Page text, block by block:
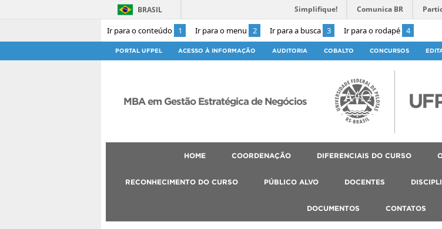
Ir para o conteúdo 1 Ir para o menu 2 Ir para a busca 3 Ir para o rodapé 4
BRASIL Simplifique! Comunica BR
PORTAL UFPEL ACESSO À INFORMAÇÃO AUDITORIA COBALTO CONCURSOS
MBA em Gestão Estratégica de Negócios
HOME COORDENAÇÃO DIFERENCIAIS DO CURSO
RECONHECIMENTO DO CURSO PÚBLICO ALVO DOCENTES
DOCUMENTOS CONTATOS